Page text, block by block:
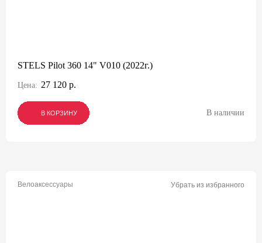
STELS Pilot 360 14" V010 (2022г.)
Цена: 27 120 р.
В КОРЗИНУ
В КОРЗИНУ
В КОРЗИНУ В наличии
Велоаксессуары Убрать из избранного